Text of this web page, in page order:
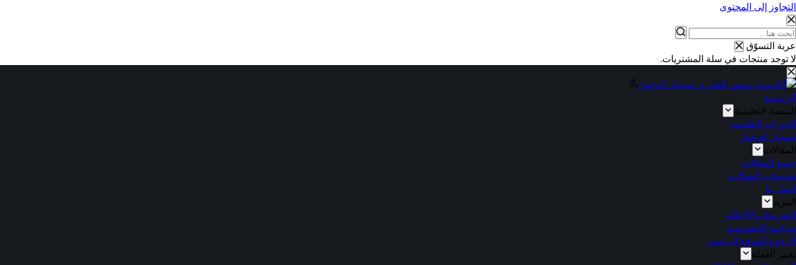
التجاوز إلى المحتوى
عربة التسوّق
لا توجد منتجات في سلة المشتريات.
تسجيل الدخول
الرئيسية
المنصة التعليمية
الدورات التعليمية
تسجيل الدخول
المقالات
جميع المقالات
تصنيفات المقالات
إتصل بنا
المزيد
الشروط و الأحكام
سياسة الخصوصية
الرجوع للموقع الرئيسي
تغيير العملة